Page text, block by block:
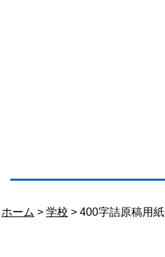
ホーム > 学校 > 400字詰原稿用紙